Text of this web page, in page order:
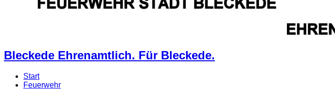
Bleckede Ehrenamtlich. Für Bleckede.
Start
Feuerwehr